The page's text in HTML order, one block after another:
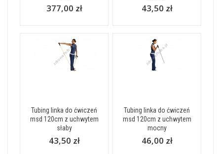
377,00 zł 43,50 zł
Tubing linka do ćwiczeń
msd 120cm z uchwytem
słaby
43,50 zł
Tubing linka do ćwiczeń
msd 120cm z uchwytem
mocny
46,00 zł